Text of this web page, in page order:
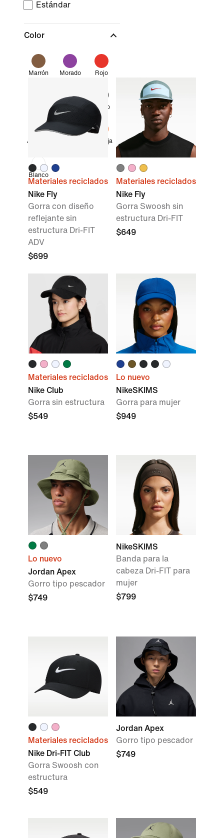
Estándar
Color
Marrón Morado Rojo
Multicolor Negro
Amarillo Naranja
Blanco
Materiales reciclados
Nike Fly
Gorra con diseño
reflejante sin
estructura Dri-FIT
ADV
$699
Materiales reciclados
Nike Fly
Gorra Swoosh sin
estructura Dri-FIT
$649
Materiales reciclados
Nike Club
Gorra sin estructura
$549
Lo nuevo
NikeSKIMS
Gorra para mujer
$949
Lo nuevo
Jordan Apex
Gorro tipo pescador
$749
NikeSKIMS
Banda para la
cabeza Dri-FIT para
mujer
$799
Materiales reciclados
Nike Dri-FIT Club
Gorra Swoosh con
estructura
$549
Jordan Apex
Gorro tipo pescador
$749